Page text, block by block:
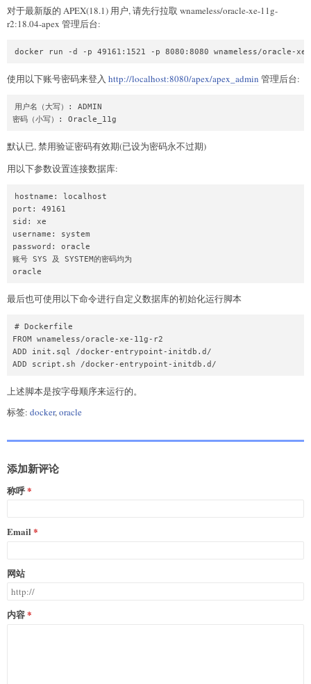
对于最新版的 APEX(18.1) 用户, 请先行拉取 wnameless/oracle-xe-11g-
r2:18.04-apex 管理后台:
使用以下账号密码来登入 http://localhost:8080/apex/apex_admin 管理后台:
用户名（大写）: ADMIN
默认已, 禁用验证密码有效期(已设为密码永不过期)
用以下参数设置连接数据库:
hostname: localhost
port: 49161
sid: xe
username: system
password: oracle
账号 SYS 及 SYSTEM的密码均为
最后也可使用以下命令进行自定义数据库的初始化运行脚本
# Dockerfile
FROM wnameless/oracle-xe-11g-r2
ADD init.sql /docker-entrypoint-initdb.d/
上述脚本是按字母顺序来运行的。
标签: docker,oracle
添加新评论
称呼
Email
网站
内容